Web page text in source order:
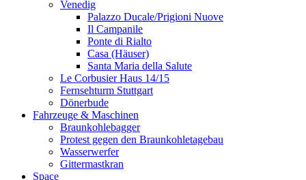
Venedig
Palazzo Ducale/Prigioni Nuove
Il Campanile
Ponte di Rialto
Casa (Häuser)
Santa Maria della Salute
Le Corbusier Haus 14/15
Fernsehturm Stuttgart
Dönerbude
Fahrzeuge & Maschinen
Braunkohlebagger
Protest gegen den Braunkohletagebau
Wasserwerfer
Gittermastkran
Space